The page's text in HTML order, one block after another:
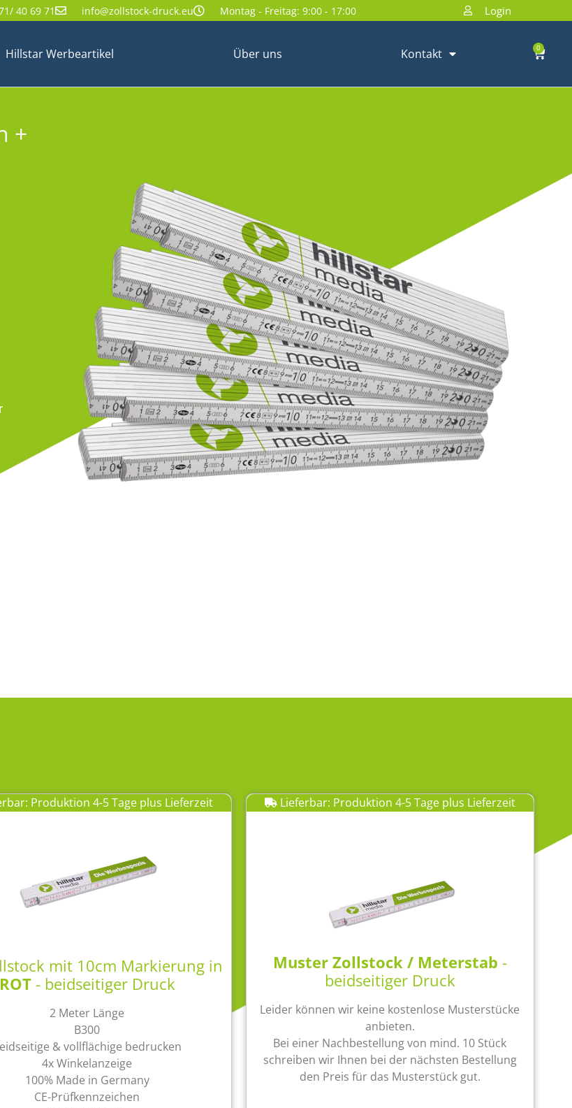
40 69 71 info@zollstock-druck.eu Montag - Freitag: 9:00 - 17:00 Login
Hillstar Werbeartikel Über uns Kontakt 0
+
Produktion 4-5 Tage plus Lieferzeit
mit 10cm Markierung in
ROT- beidseitiger Druck
2 Meter Länge
B300
& vollflächige bedrucken
4x Winkelanzeige
100% Made in Germany
CE-Prüfkennzeichen
Lieferbar: Produktion 4-5 Tage plus Lieferzeit
Muster Zollstock / Meterstab -
beidseitiger Druck
Leider können wir keine kostenlose Musterstücke
anbieten.
Bei einer Nachbestellung von mind. 10 Stück
schreiben wir Ihnen bei der nächsten Bestellung
den Preis für das Musterstück gut.